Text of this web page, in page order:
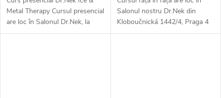
Metal Therapy Cursul presencial
are loc în Salonul Dr.Nek, la
adresa Kloboučnická 1442/4,
Salonul nostru Dr.Nek din
Kloboučnická 1442/4, Praga 4
sau în Bratislava. Durata